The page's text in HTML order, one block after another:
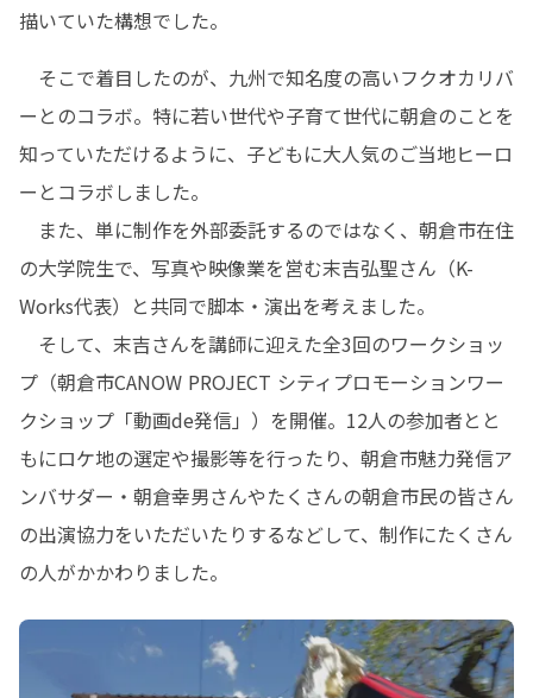
描いていた構想でした。
そこで着目したのが、九州で知名度の高いフクオカリバ
ーとのコラボ。特に若い世代や子育て世代に朝倉のことを
知っていただけるように、子どもに大人気のご当地ヒーロ
ーとコラボしました。
また、単に制作を外部委託するのではなく、朝倉市在住
の大学院生で、写真や映像業を営む末吉弘聖さん（K-
Works代表）と共同で脚本・演出を考えました。
そして、末吉さんを講師に迎えた全3回のワークショッ
プ（朝倉市CANOW PROJECT シティプロモーションワー
クショップ「動画de発信」）を開催。12人の参加者とと
もにロケ地の選定や撮影等を行ったり、朝倉市魅力発信ア
ンバサダー・朝倉幸男さんやたくさんの朝倉市民の皆さん
の出演協力をいただいたりするなどして、制作にたくさん
の人がかかわりました。